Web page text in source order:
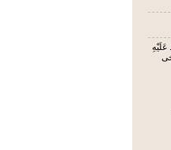
عَلَیْهِ